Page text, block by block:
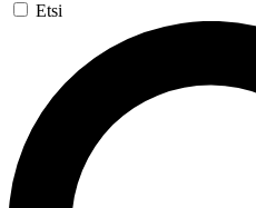
Etsi